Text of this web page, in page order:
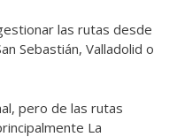
las rutas desde
Sebastián, Valladolid o
pero de las rutas
La